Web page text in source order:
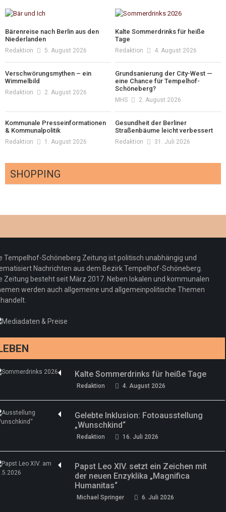
Bärenreise nach Berlin aus den
Niederlanden
Redaktion 5. August 2026
Kalte Sommerdrinks für heiße
Tage
Redaktion 4. August 2026
Verschwörungsmythen – ein
Wimmelbild
Redaktion 2. August 2026
Grundsanierung der City-West —
eine Chance für Tempelhof-
Schöneberg?
MHS 2. August 2026
Kommunale Presseinformationen
& Kommunalpolitik
Redaktion 1. August 2026
Gesundheit der Berliner
Straßenbäume leicht verbessert
Redaktion 31. Juli 2026
SHOPPING
Redaktion 23. Juli 2026
Pepe Jeans London mit Summer Sale und
neuer Kollektion
Redaktion 19. Juli 2026
Woher kommt der Honig? – Neue EU-
Regeln gelten 14. Juni
drei neue Specials zur Fußball-WM
Tempelhof-Schöneberg Zeitung ist politisch unabhängig und
Nachrichten aus dem Bezirk Tempelhof-Schöneberg.
Zeitung besteht seit März 2017. Neben lokalen und kommunalen
werden auch allgemeine und allgemeinpolitische Themen
Kalte Sommerdrinks für heiße Tage
Redaktion 4. August 2026
Gelebte Inklusion: Fotoausstellung
„Wunschkind“
Redaktion 16. Juli 2026
Papst Leo XIV. setzt ein Zeichen mit
der neuen Enzyklika „Magnifica
Humanitas“
Michael Springer 6. Juli 2026